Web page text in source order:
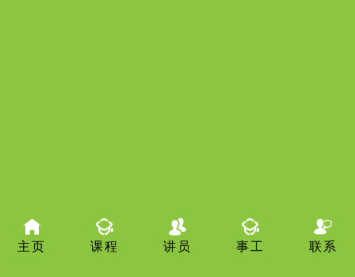
主页 课程 讲员 事工 联系